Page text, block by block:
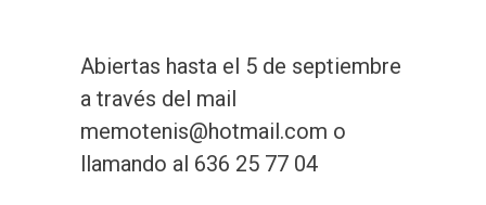
Abiertas hasta el 5 de septiembre
a través del mail
memotenis@hotmail.com o
llamando al 636 25 77 04